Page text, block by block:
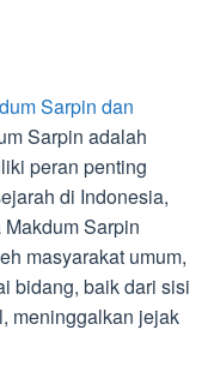
Sarpin dan
Sarpin adalah
peran penting
di Indonesia,
Sarpin
masyarakat umum,
bidang, baik dari sisi
meninggalkan jejak